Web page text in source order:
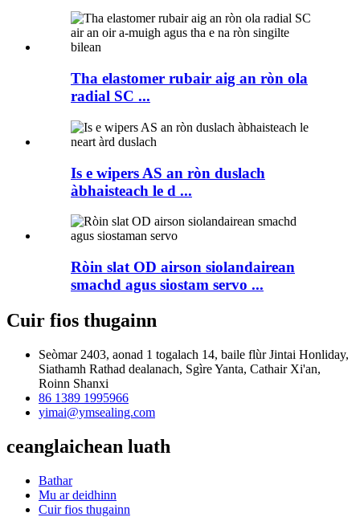
Tha elastomer rubair aig an ròn ola
radial SC ...
Is e wipers AS an ròn duslach
àbhaisteach le d ...
Ròin slat OD airson siolandairean
smachd agus siostam servo ...
Cuir fios thugainn
Seòmar 2403, aonad 1 togalach 14, baile flùr Jintai Honliday,
Siathamh Rathad dealanach, Sgìre Yanta, Cathair Xi'an,
Roinn Shanxi
86 1389 1995966
yimai@ymsealing.com
ceanglaichean luath
Bathar
Mu ar deidhinn
Cuir fios thugainn